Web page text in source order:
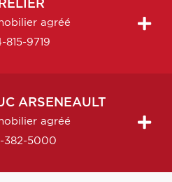
agréé
815-9719
ARSENEAULT
agréé
382-5000